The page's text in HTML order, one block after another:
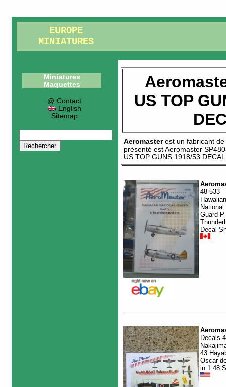
EUROPE
MINIATURES
Miniatures
Maquettes
@ Contact
English
Sitemap
US TOP
Aeromasterest un fabricant
présenté estAeromaster
US TOP GUNS 1918/53 DECAL
48-533
Hawaiian
National
Guard
Decal
Decals
43
Oscar
in 1:48